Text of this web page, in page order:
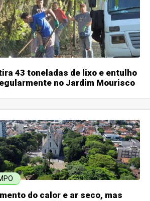
43 toneladas de lixo e entulho
no Jardim Mourisco
do calor e ar seco, mas